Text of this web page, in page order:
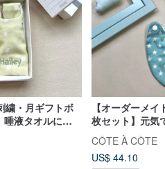
繍・月ギフトボ
唾液タオルにそ
【オーダーメ
枚セット】元気
ザイン、お月様
CÔTE À CÔTE
US$ 44.10